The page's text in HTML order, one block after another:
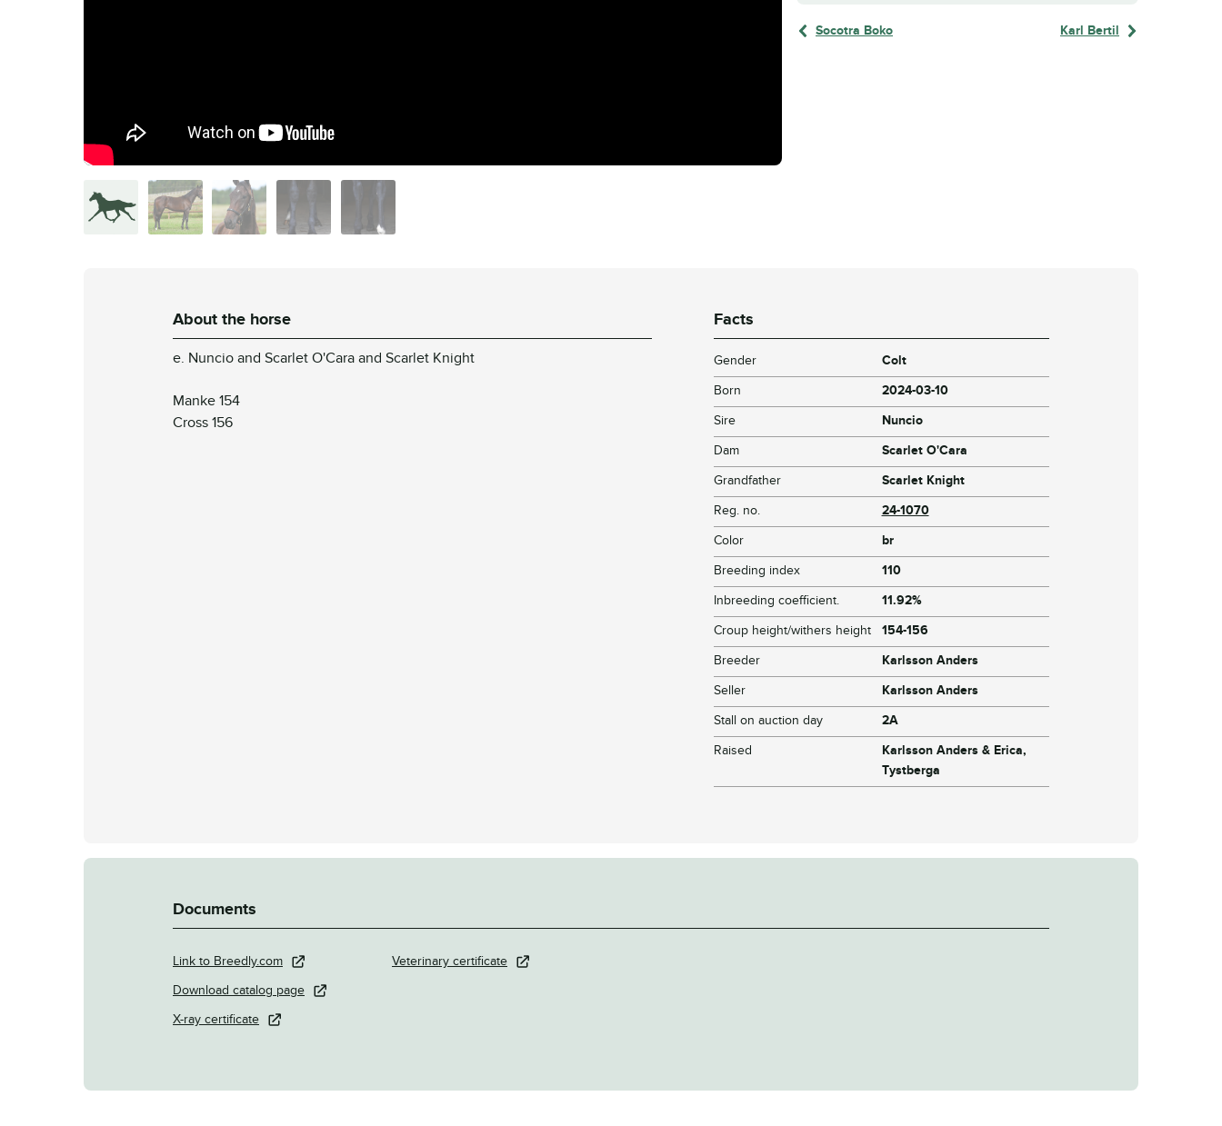
Socotra Boko Karl Bertil
About the horse
e. Nuncio and Scarlet O'Cara and Scarlet Knight
Manke 154
Cross 156
Facts
Gender
Colt
Born
2024-03-10
Sire
Nuncio
Dam
Scarlet O'Cara
Grandfather
Scarlet Knight
Reg. no.
24-1070
Color
br
Breeding index
110
Inbreeding coefficient.
11.92%
Croup height/withers height
154-156
Breeder
Karlsson Anders
Seller
Karlsson Anders
Stall on auction day
2A
Raised
Karlsson Anders & Erica,
Tystberga
Documents
Link to Breedly.com
Download catalog page
X-ray certificate
Veterinary certificate